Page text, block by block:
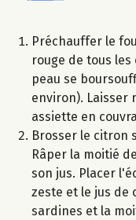
Préchauffer le
rouge de tous
peau se
environ). Laisser
assiette en
Brosser le citron
Râper la moitié
son jus. Placer
zeste et le jus de
sardines et la